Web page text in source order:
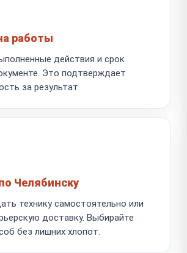
работы
действия и срок
Это подтверждает
за результат.
Челябинску
технику самостоятельно или
доставку. Выбирайте
без лишних хлопот.